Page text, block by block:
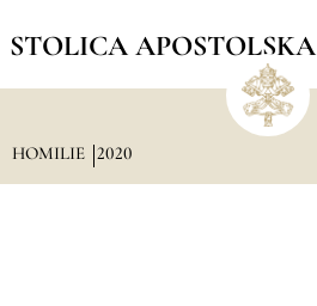
STOLICA APOSTOLSKA
HOMILIE 2020